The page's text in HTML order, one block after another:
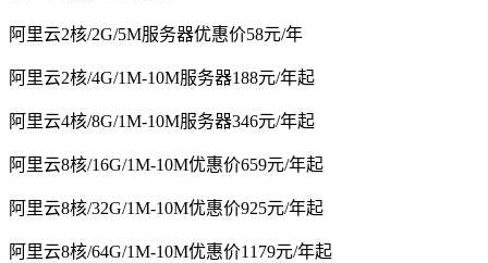
阿里云2核/2G/5M服务器优惠价58元/年
阿里云2核/4G/1M-10M服务器188元/年起
阿里云4核/8G/1M-10M服务器346元/年起
阿里云8核/16G/1M-10M优惠价659元/年起
阿里云8核/32G/1M-10M优惠价925元/年起
阿里云8核/64G/1M-10M优惠价1179元/年起